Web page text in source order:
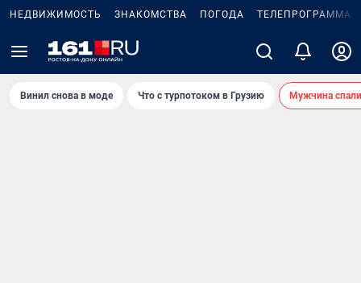
НЕДВИЖИМОСТЬ ЗНАКОМСТВА ПОГОДА ТЕЛЕПРОГРАММА
Винил снова в моде Что с турпотоком в Грузию Мужчина